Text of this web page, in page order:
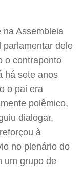
na Assembleia
parlamentar dele
o contraponto
há sete anos
o pai era
polêmico,
dialogar,
à
no plenário do
um grupo de